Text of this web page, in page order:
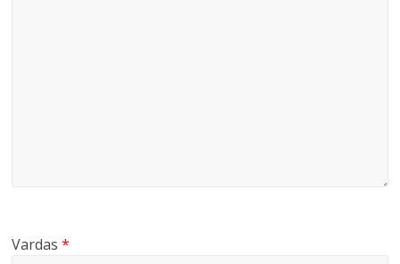
Vardas*